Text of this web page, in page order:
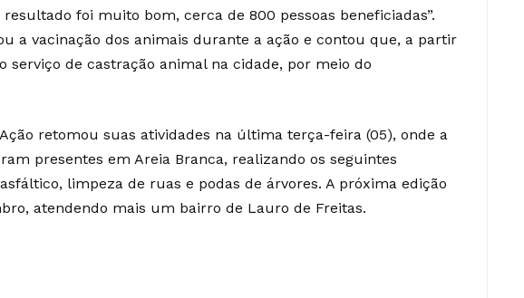
foi muito bom, cerca de 800 pessoas beneficiadas”.
a vacinação dos animais durante a ação e contou que, a partir
serviço de castração animal na cidade, por meio do
retomou suas atividades na última terça-feira (05), onde a
presentes em Areia Branca, realizando os seguintes
limpeza de ruas e podas de árvores. A próxima edição
atendendo mais um bairro de Lauro de Freitas.